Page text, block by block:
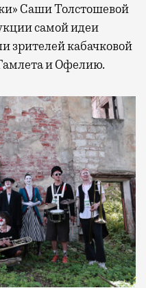
Саши Толстошевой
самой идеи
зрителей кабачковой
и Офелию.